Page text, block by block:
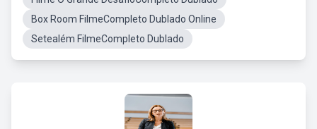
Box Room FilmeCompleto Dublado Online
Setealém FilmeCompleto Dublado